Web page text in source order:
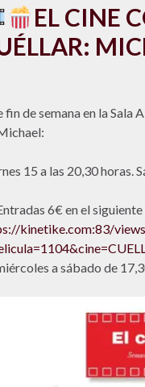
EL CINE
fin de semana en la Sala
15 a las 20,30 horas.
6€ en el siguiente
kinetike.com:83/
a sábado de